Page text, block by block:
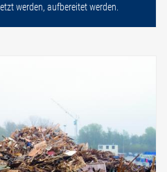
werden, aufbereitet werden.